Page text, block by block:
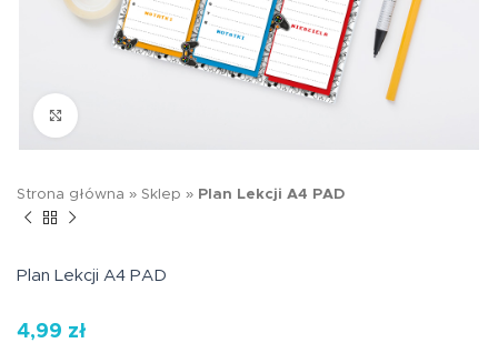
Strona główna » Sklep » Plan Lekcji A4 PAD
Plan Lekcji A4 PAD
4,99 zł